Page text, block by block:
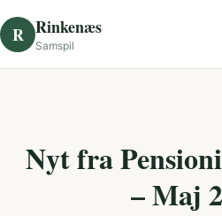
R Rinkenæs
Samspil
Nyt fra
– Maj